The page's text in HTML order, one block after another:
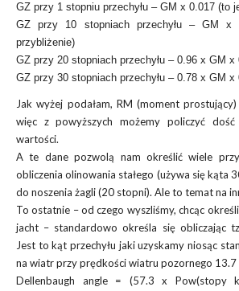
GZ przy 1 stopniu przechyłu – GM x 0.017 (to
GZ przy 10 stopniach przechyłu – GM x
przybliżenie)
GZ przy 20 stopniach przechyłu – 0.96 x GM x
GZ przy 30 stopniach przechyłu – 0.78 x GM x
Jak wyżej podałam, RM (moment
więc z powyższych możemy policzyć dość
wartości.
A te dane pozwolą nam określić wiele
obliczenia olinowania stałego (używa się kąta
do noszenia żagli (20 stopni). Ale to temat na
To ostatnie – od czego wyszliśmy, chcąc
jacht – standardowo określa się obliczając
Jest to kąt przechyłu jaki uzyskamy niosąc
na wiatr przy prędkości wiatru pozornego 13.7
Dellenbaugh angle = (57.3 x Pow(stopy